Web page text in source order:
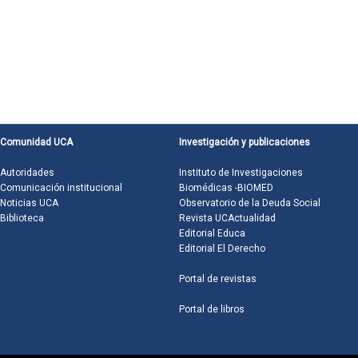
Comunidad UCA
Autoridades
Comunicación institucional
Noticias UCA
Biblioteca
Investigación y publicaciones
Instituto de Investigaciones
Biomédicas -BIOMED
Observatorio de la Deuda Social
Revista UCActualidad
Editorial Educa
Editorial El Derecho
Portal de revistas
Portal de libros